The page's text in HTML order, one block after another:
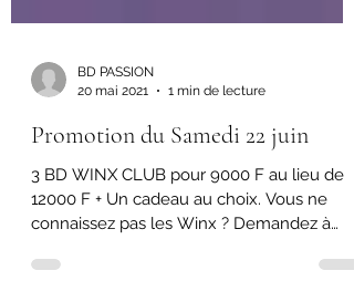
20 mai 2021
1 min de lecture
Promotion du Samedi 22 juin
3 BD WINX CLUB pour 9000 F au lieu de
12000 F + Un cadeau au choix. Vous ne
connaissez pas les Winx ? Demandez à